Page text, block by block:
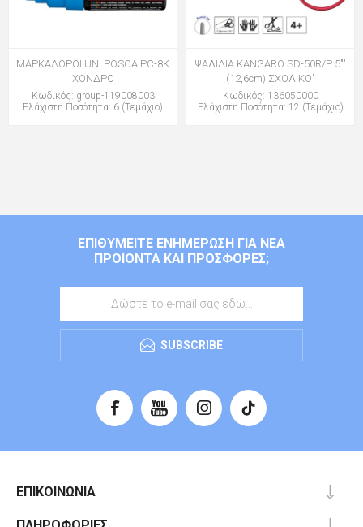
ΜΑΡΚΑΔΟΡΟΙ UNI POSCA PC-8K
ΧΟΝΔΡΟ
Κωδικός: group-119008003
Ελάχιστη Ποσότητα: 6 (Τεμάχιο)
ΨΑΛΙΔΙΑ KANGARO SD-50R/P 5""
(12,6cm) ΣΧΟΛΙΚΟ"
Κωδικός: 136050000
Ελάχιστη Ποσότητα: 12 (Τεμάχιο)
ΕΠΙΘΥΜΕΊΤΕ ΕΝΗΜΈΡΩΣΗ ΓΙΑ ΝΈΑ
ΠΡΟΙΌΝΤΑ ΚΑΙ ΠΡΟΣΦΟΡΈΣ;
SUBSCRIBE
ΕΠΙΚΟΙΝΩΝΊΑ